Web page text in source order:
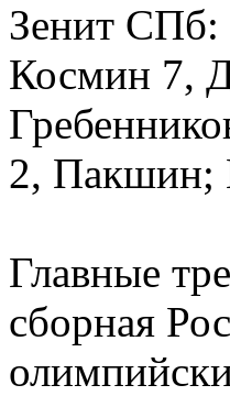
Зенит СПб:
Космин 7,
2, Пакшин;
Главные
сборная